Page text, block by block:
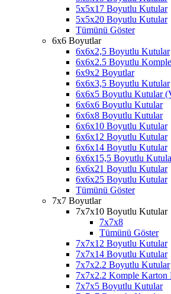
5x5x17 Boyutlu Kutular
5x5x20 Boyutlu Kutular
Tümünü Göster
6x6 Boyutlar
6x6x2,5 Boyutlu Kutular
6x6x2.5 Boyutlu
6x9x2 Boyutlar
6x6x3,5 Boyutlu Kutular
6x6x5 Boyutlu Kutular
6x6x6 Boyutlu Kutular
6x6x8 Boyutlu Kutular
6x6x10 Boyutlu Kutular
6x6x12 Boyutlu Kutular
6x6x14 Boyutlu Kutular
6x6x15,5 Boyutlu
6x6x21 Boyutlu Kutular
6x6x25 Boyutlu Kutular
Tümünü Göster
7x7 Boyutlar
7x7x10 Boyutlu Kutular
7x7x8
Tümünü Göster
7x7x12 Boyutlu Kutular
7x7x14 Boyutlu Kutular
7x7x2.2 Boyutlu Kutular
7x7x2.2 Komple Karton
7x7x5 Boyutlu Kutular